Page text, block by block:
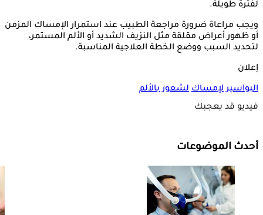
لفترة طويلة.
ويجب مراعاة ضرورة مراجعة الطبيب عند استمرار الإمساك المزمن
أو ظهور أعراض مقلقة مثل النزيف الشديد أو الألم المستمر،
لتحديد السبب ووضع الخطة العلاجية المناسبة.
إعلان
البواسير لإمساك لشعور بالألم
فيديو قد يعجبك
أحدث الموضوعات